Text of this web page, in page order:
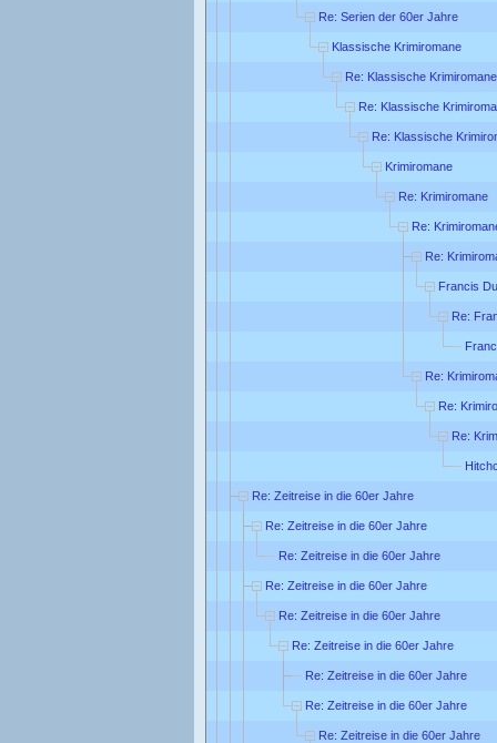
Re: Serien der 60er Jahre
Klassische Krimiromane
Re: Klassische Krimiromane
Re: Klassische
Re: Klassische
Krimiromane
Re: Krimiromane
Re:
Re:
Francis
Re:
Re:
Re:
Re:
Re: Zeitreise in die 60er Jahre
Re: Zeitreise in die 60er Jahre
Re: Zeitreise in die 60er Jahre
Re: Zeitreise in die 60er Jahre
Re: Zeitreise in die 60er Jahre
Re: Zeitreise in die 60er Jahre
Re: Zeitreise in die 60er Jahre
Re: Zeitreise in die 60er Jahre
Re: Zeitreise in die 60er Jahre